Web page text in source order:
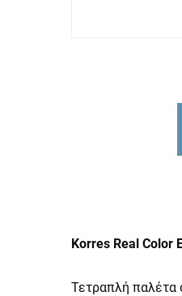
Korres Real Color
Τετραπλή παλέτα